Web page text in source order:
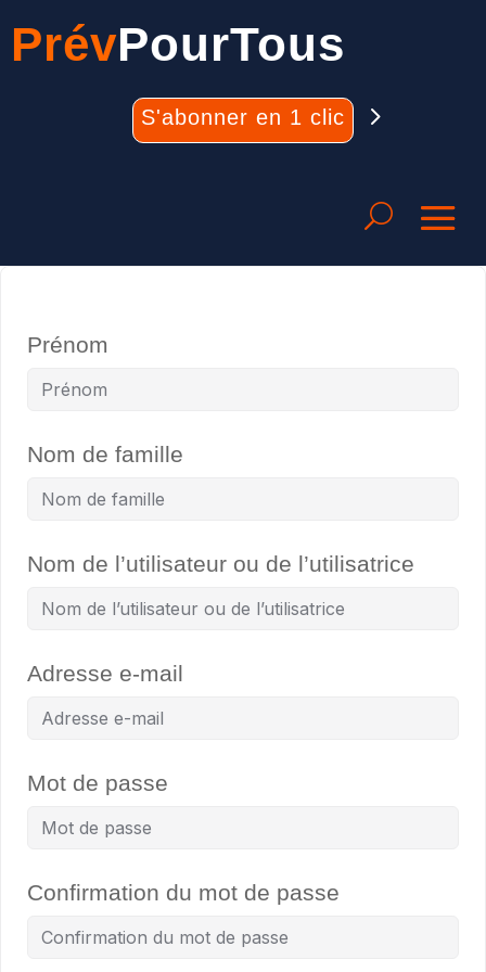
PrévPourTous
S'abonner en 1 clic
Prénom
Nom de famille
Nom de l’utilisateur ou de l’utilisatrice
Adresse e-mail
Mot de passe
Confirmation du mot de passe